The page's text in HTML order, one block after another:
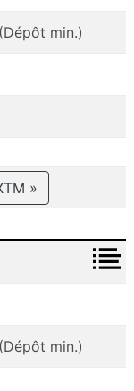
min.)
»
min.)